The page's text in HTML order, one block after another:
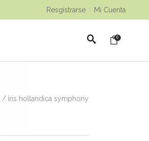
Resgistrarse Mi Cuenta
0
/ iris hollandica symphony